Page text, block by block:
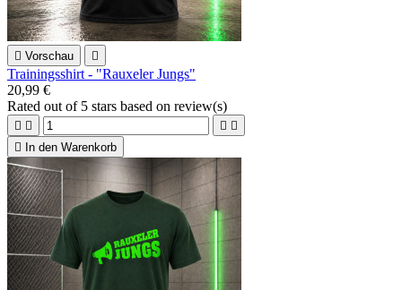
 Vorschau 
Trainingsshirt - "Rauxeler Jungs"
20,99 €
Rated out of 5 stars based on review(s)
   

In den Warenkorb